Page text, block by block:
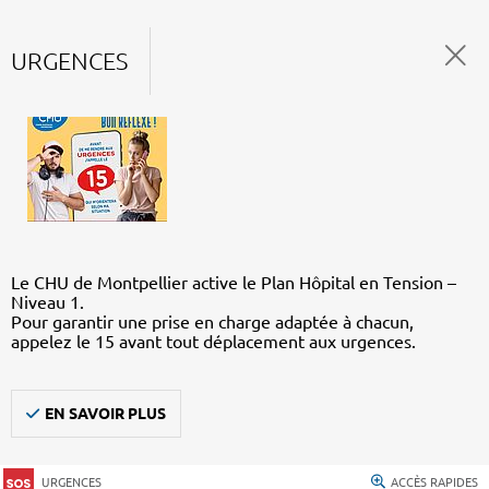
URGENCES
Le CHU de Montpellier active le Plan Hôpital en Tension –
Niveau 1.
Pour garantir une prise en charge adaptée à chacun,
appelez le 15 avant tout déplacement aux urgences.
EN SAVOIR PLUS
URGENCES ACCÈS RAPIDES